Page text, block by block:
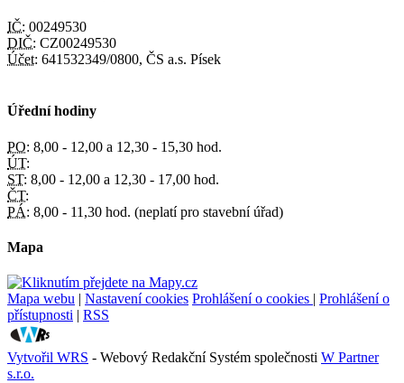
IČ: 00249530
DIČ: CZ00249530
Účet: 641532349/0800, ČS a.s. Písek
Úřední hodiny
PO: 8,00 - 12,00 a 12,30 - 15,30 hod.
ÚT:
ST: 8,00 - 12,00 a 12,30 - 17,00 hod.
ČT:
PÁ: 8,00 - 11,30 hod. (neplatí pro stavební úřad)
Mapa
Mapa webu | Nastavení cookies Prohlášení o cookies | Prohlášení o
přístupnosti | RSS
Vytvořil WRS - Webový Redakční Systém společnosti W Partner
s.r.o.